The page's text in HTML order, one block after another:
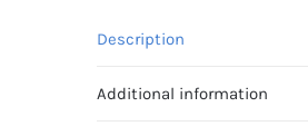
Description
Additional information